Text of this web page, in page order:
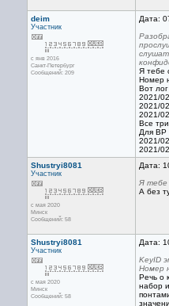
deim
Участник
с янв 2016
Санкт-Петербург
Сообщений: 209
Дата:
Я тебе
Номер
Вот
2021/
2021/
2021/
Все
Для BP
2021/
2021/
Shustryi8081
Участник
с мая 2020
Минск
Сообщений: 58
Дата:
Я тебе
А без
Shustryi8081
Участник
с мая 2020
Минск
Сообщений: 58
Дата:
KeyID
Номер
Речь о
набор